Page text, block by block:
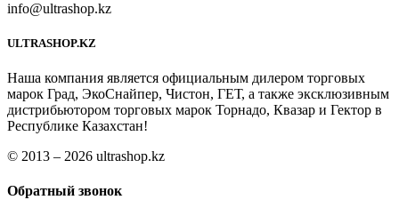
info@ultrashop.kz
ULTRASHOP.KZ
Наша компания является официальным дилером торговых
марок Град, ЭкоСнайпер, Чистон, ГЕТ, а также эксклюзивным
дистрибьютором торговых марок Торнадо, Квазар и Гектор в
Республике Казахстан!
© 2013 – 2026 ultrashop.kz
Обратный звонок